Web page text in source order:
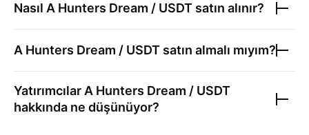
Nasıl A Hunters Dream / USDT satın alınır?
A Hunters Dream / USDT satın almalı mıyım?
Yatırımcılar A Hunters Dream / USDT
hakkında ne düşünüyor?